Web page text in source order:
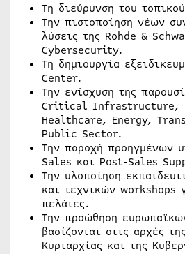
Τη διεύρυνση του
Την πιστοποίηση νέων
λύσεις της Rohde &
Cybersecurity.
Τη δημιουργία
Center.
Την ενίσχυση της
Critical Infrastructure,
Healthcare, Energy,
Public Sector.
Την παροχή προηγμένων
Sales και Post-Sales
Την υλοποίηση
και τεχνικών workshops
πελάτες.
Την προώθηση
βασίζονται στις αρχές
Κυριαρχίας και της